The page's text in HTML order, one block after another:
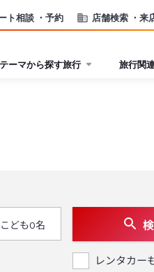
ト相談 ・予約 店舗検索 ・来
テーマから探す旅行 旅行関
レンタカー